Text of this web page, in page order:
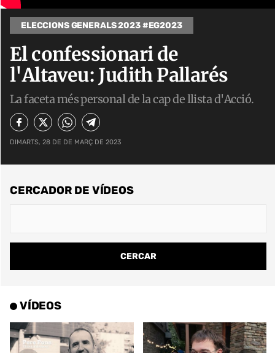
ELECCIONS GENERALS 2023 #EG2023
El confessionari de
l'Altaveu: Judith Pallarés
La faceta més personal de la cap de llista d'Acció.
DIMARTS, 28 DE DE MARÇ DE 2023
CERCADOR DE VÍDEOS
VÍDEOS